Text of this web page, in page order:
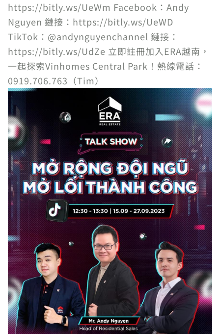
https://bitly.ws/UeWm Facebook：Andy
Nguyen 鏈接：https://bitly.ws/UeWD
TikTok：@andynguyenchannel 鏈接：
https://bitly.ws/UdZe 立即註冊加入ERA越南，
一起探索Vinhomes Central Park！熱線電話：
0919.706.763（Tim）